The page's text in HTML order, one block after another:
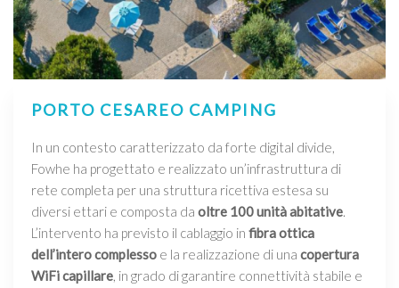
PORTO CESAREO CAMPING
In un contesto caratterizzato da forte digital divide,
Fowhe ha progettato e realizzato un’infrastruttura di
rete completa per una struttura ricettiva estesa su
diversi ettari e composta da oltre 100 unità abitative.
L’intervento ha previsto il cablaggio in fibra ottica
dell’intero complesso e la realizzazione di una copertura
WiFi capillare, in grado di garantire connettività stabile e